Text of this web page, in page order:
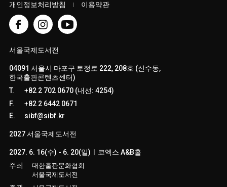
개인정보처리방침 이용약관
서울국제도서전
04091 서울시 마포구 토정로 222, 208호 (신수동,
한국출판콘텐츠센터)
T.
+82 2 702 0670 (내선: 4254)
F.
+82 2 6442 0671
E.
sibf@sibf.kr
2027 서울국제도서전
2027. 6. 16(수) - 6. 20(일)ㅣ코엑스 A&B홀
주최
대한출판문화협회
서울국제도서전